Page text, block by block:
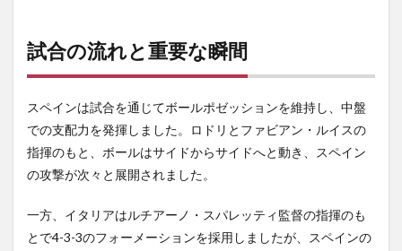
試合の流れと重要な瞬間
スペインは試合を通じてボールポゼッションを維持し、中盤
での支配力を発揮しました。ロドリとファビアン・ルイスの
指揮のもと、ボールはサイドからサイドへと動き、スペイン
の攻撃が次々と展開されました。
一方、イタリアはルチアーノ・スパレッティ監督の指揮のも
とで4-3-3のフォーメーションを採用しましたが、スペインの